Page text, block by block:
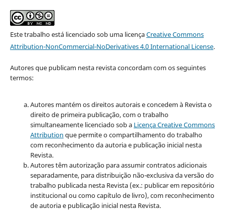
Este trabalho está licenciado sob uma licençaCreative Commons
Attribution-NonCommercial-NoDerivatives 4.0 International License.
Autores que publicam nesta revista concordam com os seguintes
termos:
Autores mantém os direitos autorais e concedem à Revista o
direito de primeira publicação, com o trabalho
simultaneamente licenciado sob a Licença Creative Commons
Attribution que permite o compartilhamento do trabalho
com reconhecimento da autoria e publicação inicial nesta
Revista.
Autores têm autorização para assumir contratos adicionais
separadamente, para distribuição não-exclusiva da versão do
trabalho publicada nesta Revista (ex.: publicar em repositório
institucional ou como capítulo de livro), com reconhecimento
de autoria e publicação inicial nesta Revista.